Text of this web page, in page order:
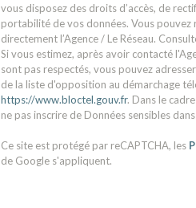
vous disposez des droits d’accès, de
portabilité de vos données. Vous
directement l’Agence / Le Réseau.
Si vous estimez, après avoir contacté
sont pas respectés, vous pouvez
de la liste d'opposition au démarchage
https://www.bloctel.gouv.fr. Dans le
ne pas inscrire de Données sensibles
Ce site est protégé par reCAPTCHA, les
de Google s'appliquent.